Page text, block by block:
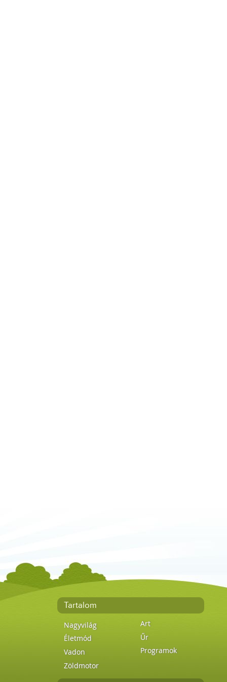
Tartalom
Nagyvilág
Életmód
Vadon
Zöldmotor
Art
Űr
Programok